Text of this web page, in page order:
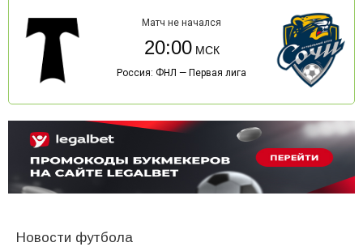
Матч не начался
20:00
Россия: ФНЛ — Первая лига
Новости футбола